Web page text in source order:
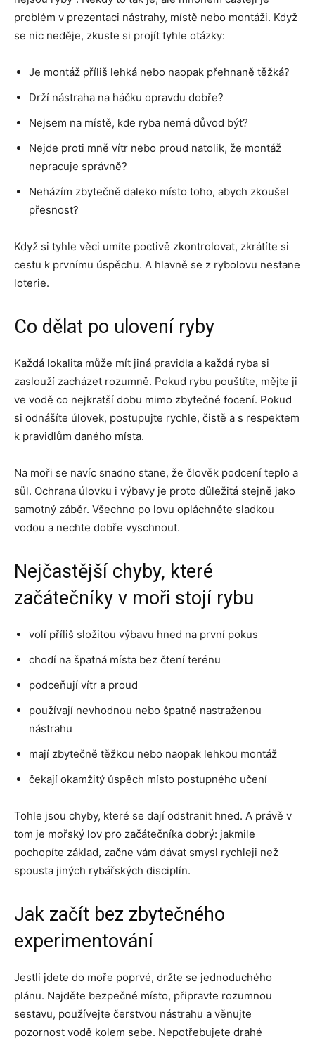
problém v prezentaci nástrahy, místě nebo montáži. Když
se nic neděje, zkuste si projít tyhle otázky:
Je montáž příliš lehká nebo naopak přehnaně těžká?
Drží nástraha na háčku opravdu dobře?
Nejsem na místě, kde ryba nemá důvod být?
Nejde proti mně vítr nebo proud natolik, že montáž
nepracuje správně?
Neházím zbytečně daleko místo toho, abych zkoušel
přesnost?
Když si tyhle věci umíte poctivě zkontrolovat, zkrátíte si
cestu k prvnímu úspěchu. A hlavně se z rybolovu nestane
loterie.
Co dělat po ulovení ryby
Každá lokalita může mít jiná pravidla a každá ryba si
zaslouží zacházet rozumně. Pokud rybu pouštíte, mějte ji
ve vodě co nejkratší dobu mimo zbytečné focení. Pokud
si odnášíte úlovek, postupujte rychle, čistě a s respektem
k pravidlům daného místa.
Na moři se navíc snadno stane, že člověk podcení teplo a
sůl. Ochrana úlovku i výbavy je proto důležitá stejně jako
samotný záběr. Všechno po lovu opláchněte sladkou
vodou a nechte dobře vyschnout.
Nejčastější chyby, které
začátečníky v moři stojí rybu
volí příliš složitou výbavu hned na první pokus
chodí na špatná místa bez čtení terénu
podceňují vítr a proud
používají nevhodnou nebo špatně nastraženou
nástrahu
mají zbytečně těžkou nebo naopak lehkou montáž
čekají okamžitý úspěch místo postupného učení
Tohle jsou chyby, které se dají odstranit hned. A právě v
tom je mořský lov pro začátečníka dobrý: jakmile
pochopíte základ, začne vám dávat smysl rychleji než
spousta jiných rybářských disciplín.
Jak začít bez zbytečného
experimentování
Jestli jdete do moře poprvé, držte se jednoduchého
plánu. Najděte bezpečné místo, připravte rozumnou
sestavu, používejte čerstvou nástrahu a věnujte
pozornost vodě kolem sebe. Nepotřebujete drahé